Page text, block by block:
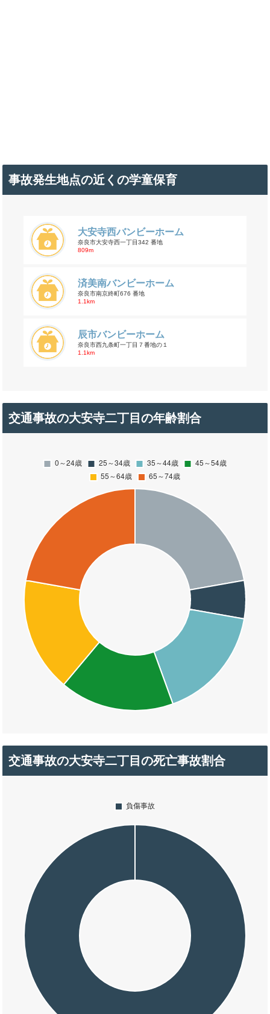
事故発生地点の近くの学童保育
大安寺西バンビーホーム
奈良市大安寺西一丁目342 番地
809m
済美南バンビーホーム
奈良市南京終町676 番地
1.1km
辰市バンビーホーム
奈良市西九条町一丁目７番地の１
1.1km
交通事故の大安寺二丁目の年齢割合
交通事故の大安寺二丁目の死亡事故割合